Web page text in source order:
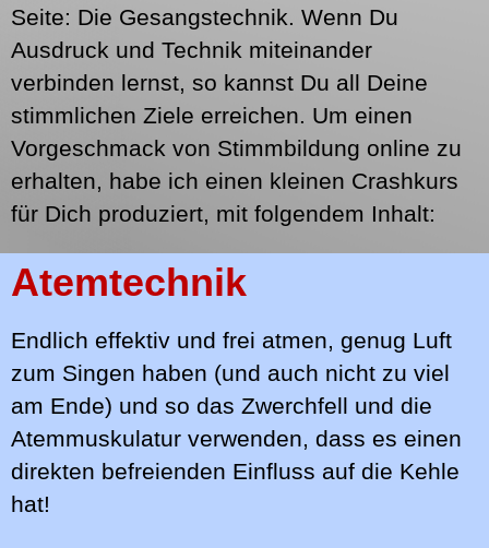
Seite: Die Gesangstechnik. Wenn Du
Ausdruck und Technik miteinander
verbinden lernst, so kannst Du all Deine
stimmlichen Ziele erreichen. Um einen
Vorgeschmack von Stimmbildung online zu
erhalten, habe ich einen kleinen Crashkurs
für Dich produziert, mit folgendem Inhalt:
Atemtechnik
Endlich effektiv und frei atmen, genug Luft
zum Singen haben (und auch nicht zu viel
am Ende) und so das Zwerchfell und die
Atemmuskulatur verwenden, dass es einen
direkten befreienden Einfluss auf die Kehle
hat!